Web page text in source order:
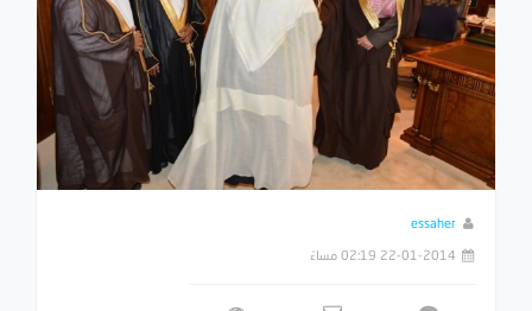
essaher
22-01-2014 02:19 مساءً